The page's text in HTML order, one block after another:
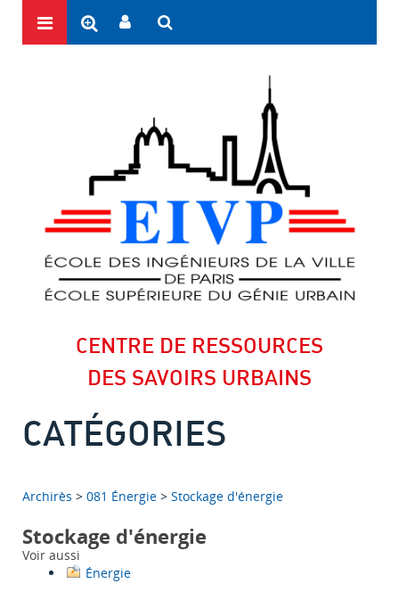
CENTRE DE RESSOURCES
DES SAVOIRS URBAINS
CATÉGORIES
Archirès > 081 Énergie > Stockage d'énergie
Stockage d'énergie
Voir aussi
Énergie